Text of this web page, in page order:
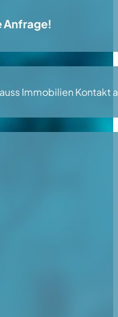
Anfrage!
Immobilien